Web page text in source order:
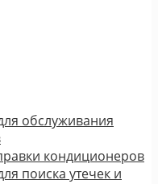
обслуживания
кондиционеров
поиска утечек и